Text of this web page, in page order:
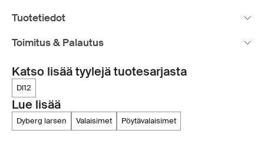
Tuotetiedot
Toimitus & Palautus
Katso lisää tyylejä tuotesarjasta
dl12
Lue lisää
dyberg larsen valaisimet pöytävalaisimet